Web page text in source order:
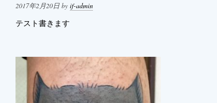
Posted
2017年2月20日 by if-admin
テスト書きます